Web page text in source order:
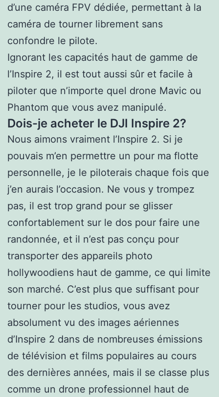
d’une caméra FPV dédiée, permettant à la
caméra de tourner librement sans
confondre le pilote.
Ignorant les capacités haut de gamme de
l’Inspire 2, il est tout aussi sûr et facile à
piloter que n’importe quel drone Mavic ou
Phantom que vous avez manipulé.
Dois-je acheter le DJI Inspire 2?
Nous aimons vraiment l’Inspire 2. Si je
pouvais m’en permettre un pour ma flotte
personnelle, je le piloterais chaque fois que
j’en aurais l’occasion. Ne vous y trompez
pas, il est trop grand pour se glisser
confortablement sur le dos pour faire une
randonnée, et il n’est pas conçu pour
transporter des appareils photo
hollywoodiens haut de gamme, ce qui limite
son marché. C’est plus que suffisant pour
tourner pour les studios, vous avez
absolument vu des images aériennes
d’Inspire 2 dans de nombreuses émissions
de télévision et films populaires au cours
des dernières années, mais il se classe plus
comme un drone professionnel haut de